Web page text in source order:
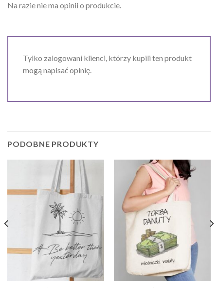
Na razie nie ma opinii o produkcie.
Tylko zalogowani klienci, którzy kupili ten produkt
mogą napisać opinię.
PODOBNE PRODUKTY